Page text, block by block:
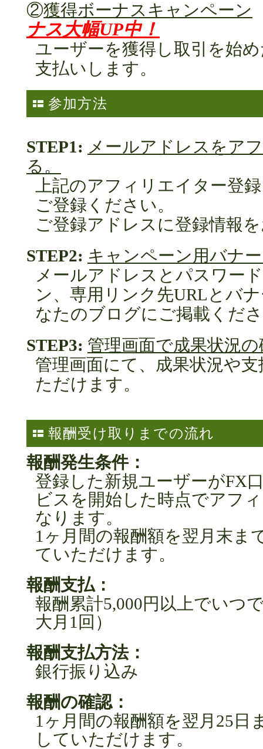
②獲得ボーナスキャンペーン
ナス大幅UP中！
ユーザーを獲得し取引を始
支払いします。
参加方法
STEP1: メールアドレスをア
る。
上記のアフィリエイター登
ご登録ください。
ご登録アドレスに登録情報
STEP2: キャンペーン用バナ
メールアドレスとパスワー
ン、専用リンク先URLとバ
なたのブログにご掲載くだ
STEP3: 管理画面で成果状況
管理画面にて、成果状況や
ただけます。
報酬受け取りまでの流れ
報酬発生条件：
登録した新規ユーザーがFX
ビスを開始した時点でアフ
なります。
1ヶ月間の報酬額を翌月末ま
ていただけます。
報酬支払：
報酬累計5,000円以上でいつ
大月1回）
報酬支払方法：
銀行振り込み
報酬の確認：
1ヶ月間の報酬額を翌月25日
していただけます。